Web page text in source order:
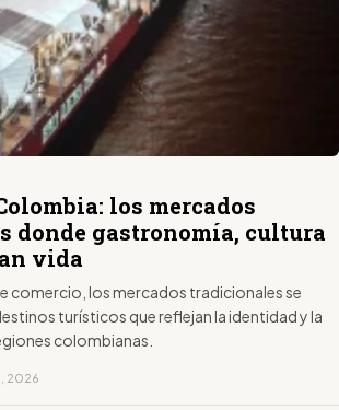
los mercados
donde gastronomía, cultura
vida
comercio, los mercados tradicionales se
turísticos que reflejan la identidad y la
colombianas.
2026